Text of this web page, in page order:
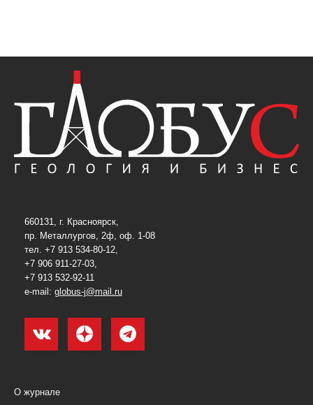
660131, г. Красноярск,
пр. Металлургов, 2ф, оф. 1-08
тел. +7 913 534-80-12,
+7 906 911-27-03,
+7 913 532-92-11
e-mail: globus-j@mail.ru
О журнале